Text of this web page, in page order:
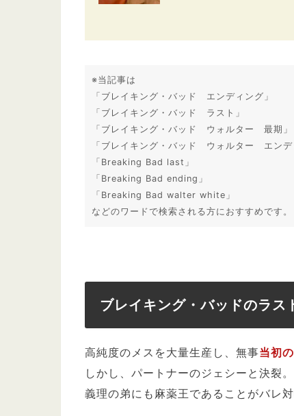
※当記事は
「ブレイキング・バッド エンディング」
「ブレイキング・バッド ラスト」
「ブレイキング・バッド ウォルター 最期」
「ブレイキング・バッド ウォルター エンデ
「Breaking Bad last」
「Breaking Bad ending」
「Breaking Bad walter white」
などのワードで検索される方におすすめです。
ブレイキング・バッドのラス
高純度のメスを大量生産し、無事当初
しかし、パートナーのジェシーと決裂。
義理の弟にも麻薬王であることがバレ対